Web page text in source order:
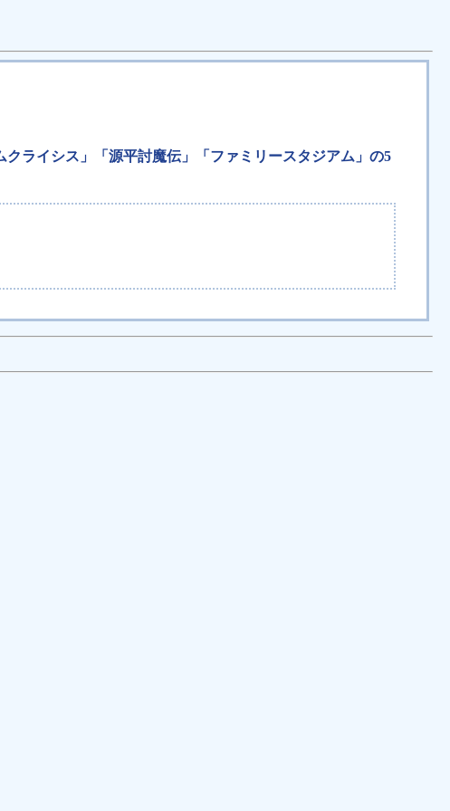
ライシス」「源平討魔伝」「ファミリースタジアム」の5